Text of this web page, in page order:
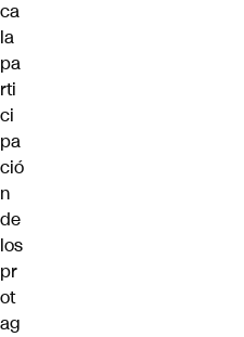
ca
la
pa
rti
ci
pa
ció
n
de
los
pr
ot
ag